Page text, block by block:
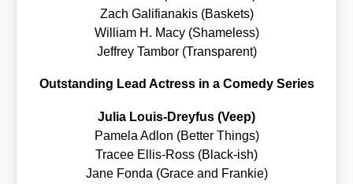
Zach Gali­fia­na­kis (Bas­kets)
Wil­liam H. Macy (Shame­l­ess)
Jef­frey Tam­bor (Trans­pa­rent)
Out­stan­ding Lead Actress in a Come­dy Series
Julia Lou­is-Drey­fus (Veep)
Pame­la Adlon (Bet­ter Things)
Tra­cee Ellis-Ross (Black-ish)
Jane Fon­da (Grace and Fran­kie)